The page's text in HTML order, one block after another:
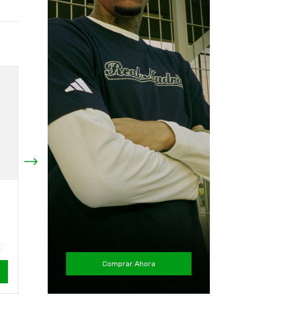
Camiseta Colo Colo
Camiseta Colo Colo
2024 Local Nueva
Original Adidas
$42.56 USD
Comprar Ahora